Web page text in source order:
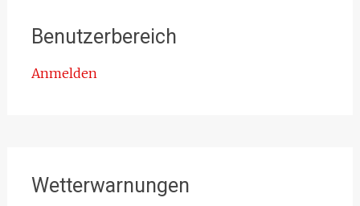
Benutzerbereich
Anmelden
Wetterwarnungen